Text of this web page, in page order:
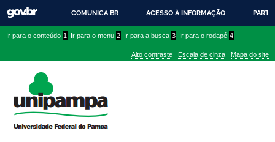
PARA
CONTEÚDO
COMUNICA BR ACESSO À INFORMAÇÃO
conteúdo
menu
superior
menu
Ir para o conteúdo 1 Ir para o menu 2 Ir para a busca 3 Ir para o rodapé 4
Alto contraste Escala de cinza Mapa do site